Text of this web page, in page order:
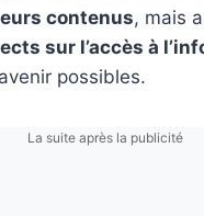
contenus, mais
sur l’accès à
possibles.
La suite après la publicité